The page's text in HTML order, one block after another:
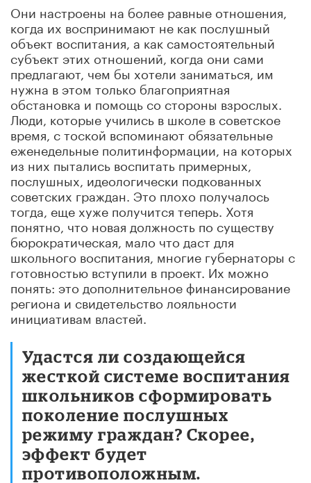
Они настроены на более равные отношения,
когда их воспринимают не как послушный
объект воспитания, а как самостоятельный
субъект этих отношений, когда они сами
предлагают, чем бы хотели заниматься, им
нужна в этом только благоприятная
обстановка и помощь со стороны взрослых.
Люди, которые учились в школе в советское
время, с тоской вспоминают обязательные
еженедельные политинформации, на которых
из них пытались воспитать примерных,
послушных, идеологически подкованных
советских граждан. Это плохо получалось
тогда, еще хуже получится теперь. Хотя
понятно, что новая должность по существу
бюрократическая, мало что даст для
школьного воспитания, многие губернаторы с
готовностью вступили в проект. Их можно
понять: это дополнительное финансирование
региона и свидетельство лояльности
инициативам властей.
Удастся ли создающейся
жесткой системе воспитания
школьников сформировать
поколение послушных
режиму граждан? Скорее,
эффект будет
противоположным.